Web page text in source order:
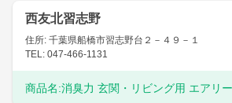
西友北習志野
住所: 千葉県船橋市習志野台２－４９－１
TEL: 047-466-1131
商品名:消臭力 玄関・リビング用 エアリ